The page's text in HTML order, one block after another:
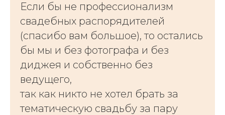
Если бы не профессионализм
свадебных распорядителей
(спасибо вам большое), то остались
бы мы и без фотографа и без
диджея и собственно без
ведущего,
так как никто не хотел брать за
тематическую свадьбу за пару